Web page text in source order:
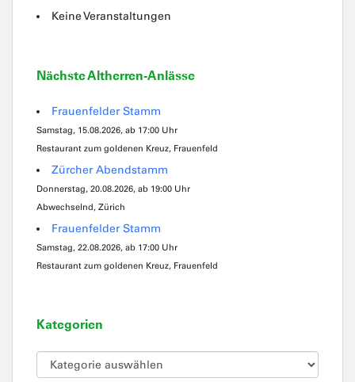
Keine Veranstaltungen
Nächste Altherren-Anlässe
Frauenfelder Stamm
Samstag, 15.08.2026, ab 17:00 Uhr
Restaurant zum goldenen Kreuz, Frauenfeld
Zürcher Abendstamm
Donnerstag, 20.08.2026, ab 19:00 Uhr
Abwechselnd, Zürich
Frauenfelder Stamm
Samstag, 22.08.2026, ab 17:00 Uhr
Restaurant zum goldenen Kreuz, Frauenfeld
Kategorien
Kategorien